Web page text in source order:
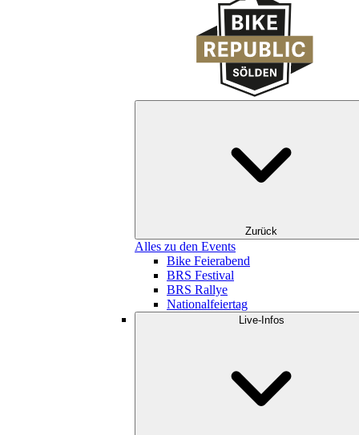
Zurück
Alles zu den Events
Bike Feierabend
BRS Festival
BRS Rallye
Nationalfeiertag
Live-Infos